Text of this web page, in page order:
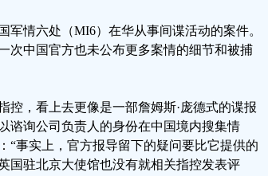
军情六处（MI6）在华从事间谍活动的案件。
次中国官方也未公布更多案情的细节和被捕
控，看上去更像是一部詹姆斯·庞德式的谍报
谘询公司负责人的身份在中国境内搜集情
“事实上，官方报导留下的疑问要比它提供的
国驻北京大使馆也没有就相关指控发表评